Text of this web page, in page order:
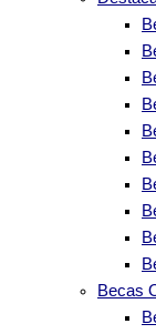
Becas